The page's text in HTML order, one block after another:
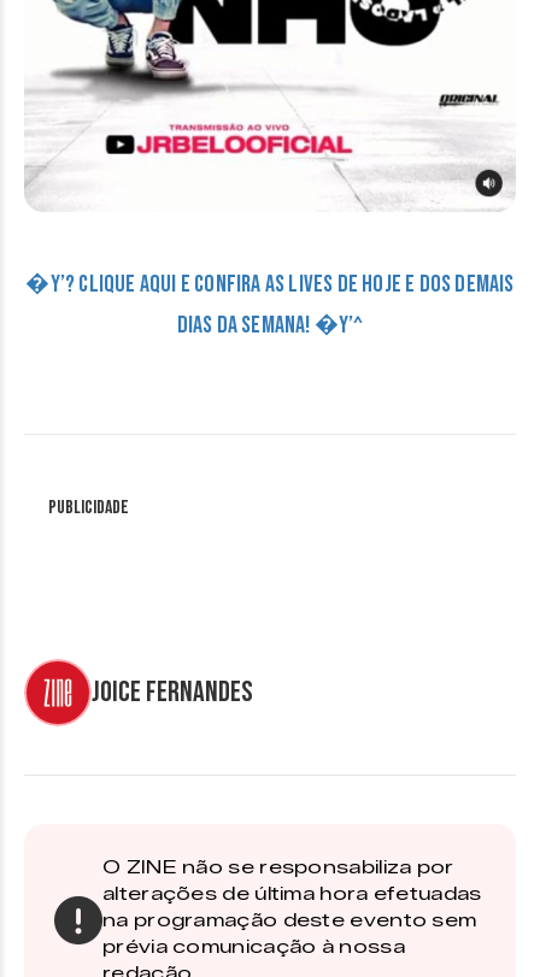
�Y’? CLIQUE AQUI E CONFIRA AS LIVES DE HOJE E DOS DEMAIS
DIAS DA SEMANA! �Y’^
Publicidade
Joice Fernandes
O ZINE não se responsabiliza por
alterações de última hora efetuadas
na programação deste evento sem
prévia comunicação à nossa